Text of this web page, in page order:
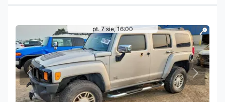
pt. 7 sie, 16:00